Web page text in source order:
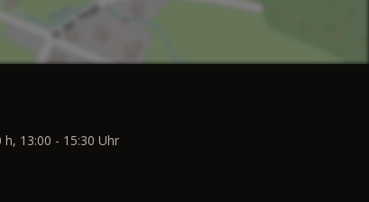
13:00 - 15:30 Uhr